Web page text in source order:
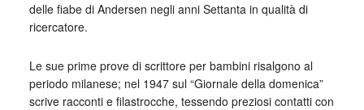
delle fiabe di Andersen negli anni Settanta in qualità di
ricercatore.
Le sue prime prove di scrittore per bambini risalgono al
periodo milanese; nel 1947 sul “Giornale della domenica”
scrive racconti e filastrocche, tessendo preziosi contatti con